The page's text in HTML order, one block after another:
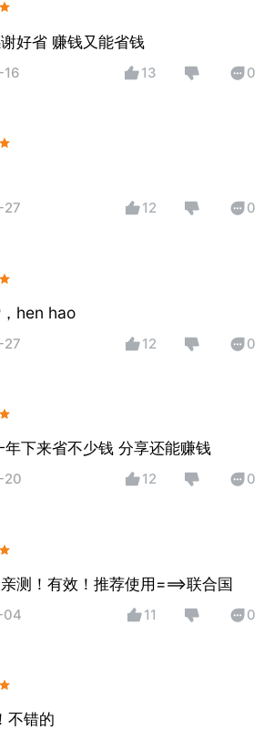
好省 赚钱又能省钱
13 0
12 0
hen hao
12 0
年下来省不少钱 分享还能赚钱
20 12 0
测！有效！推荐使用===>联合国
04 11 0
不错的